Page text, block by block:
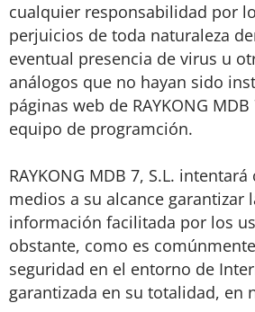
cualquier responsabilidad por
perjuicios de toda naturaleza
eventual presencia de virus u
análogos que no hayan sido
páginas web de RAYKONG
equipo de programción.
RAYKONG MDB 7, S.L.
medios a su alcance garantizar
información facilitada por los
obstante, como es
seguridad en el entorno de
garantizada en su totalidad, en